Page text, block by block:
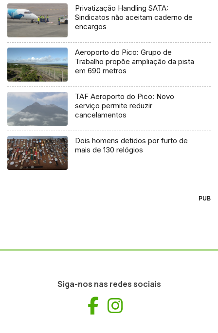
Privatização Handling SATA:
Sindicatos não aceitam caderno de
encargos
Aeroporto do Pico: Grupo de
Trabalho propõe ampliação da pista
em 690 metros
TAF Aeroporto do Pico: Novo
serviço permite reduzir
cancelamentos
Dois homens detidos por furto de
mais de 130 relógios
PUB
Siga-nos nas redes sociais
Facebook